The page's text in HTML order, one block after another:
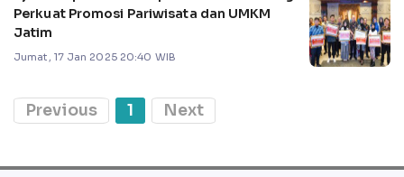
Perkuat Promosi Pariwisata dan UMKM
Jatim
Jumat, 17 Jan 2025 20:40 WIB
Previous 1 Next